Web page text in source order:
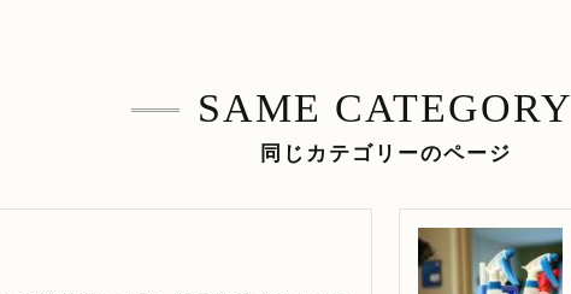
同じカテゴリーのページ
SAME CATEGORY